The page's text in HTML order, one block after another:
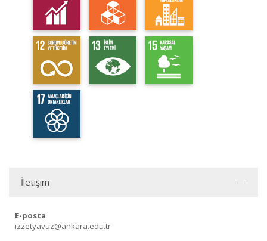
İletişim
E-posta
izzetyavuz@ankara.edu.tr